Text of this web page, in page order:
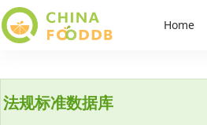
Home
法规标准数据库